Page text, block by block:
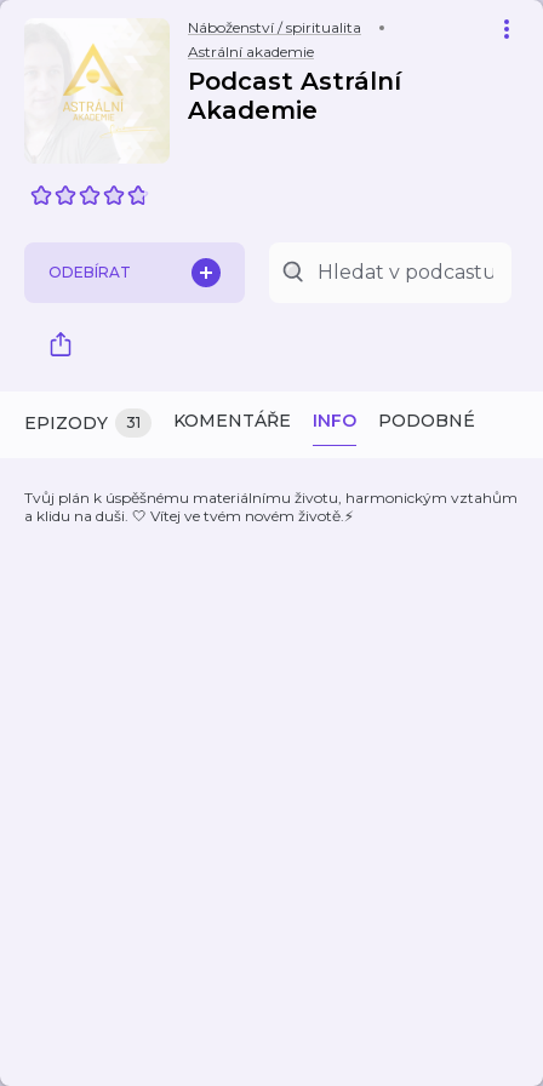
Náboženství / spiritualita
Astrální akademie
Podcast Astrální
Akademie
ODEBÍRAT
EPIZODY 31 KOMENTÁŘE INFO PODOBNÉ
Tvůj plán k úspěšnému materiálnímu životu, harmonickým vztahům
a klidu na duši. 🤍 Vítej ve tvém novém životě.⚡️